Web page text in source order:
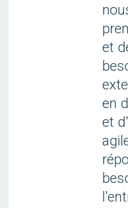
et
en
et